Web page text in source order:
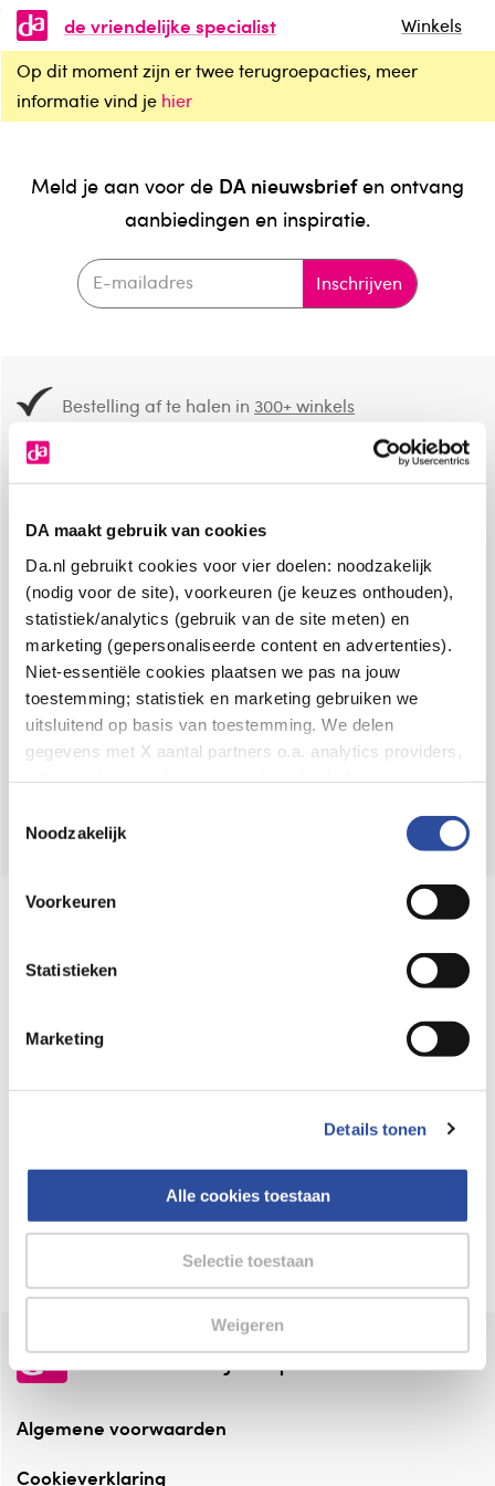
DA maakt gebruik van cookies
Da.nl gebruikt cookies voor vier doelen: noodzakelijk
(nodig voor de site), voorkeuren (je keuzes onthouden),
statistiek/analytics (gebruik van de site meten) en
marketing (gepersonaliseerde content en advertenties).
Niet-essentiële cookies plaatsen we pas na jouw
toestemming; statistiek en marketing gebruiken we
uitsluitend op basis van toestemming. We delen
gegevens met X aantal partners o.a. analytics providers,
en de bewaartermijnen per categorie. Je kunt je keuze op
gegevensverwerking staat in de
Privacyverklaring
Noodzakelijk
Voorkeuren
Statistieken
Marketing
Details tonen
Alle cookies toestaan
Selectie toestaan
Weigeren
de vriendelijke specialist
Winkels
Op dit moment zijn er twee terugroepacties, meer
informatie vind je hier
Meld je aan voor de DA nieuwsbriefen ontvang
aanbiedingen en inspiratie.
Inschrijven
Bestelling af te halen in300+ winkels
8.6 uit4.106 reviews
Over DA
Klantenservice
Assortiment
VolgDAop:
Online aanbieder medicijnen
webshop mag verkopen.
⁠Verantwoorde zorg, ⁠ook online.
Altijd onze folder bij de hand
Check onze folders ⁠bij AlleFolders.
de vriendelijke specialist
Algemene voorwaarden
Cookieverklaring